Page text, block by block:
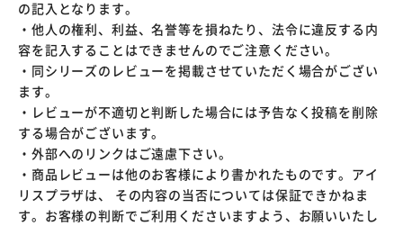
の記入となります。
・他人の権利、利益、名誉等を損ねたり、法令に違反する内
容を記入することはできませんのでご注意ください。
・同シリーズのレビューを掲載させていただく場合がござい
ます。
・レビューが不適切と判断した場合には予告なく投稿を削除
する場合がございます。
・外部へのリンクはご遠慮下さい。
・商品レビューは他のお客様により書かれたものです。アイ
リスプラザは、 その内容の当否については保証できかねま
す。お客様の判断でご利用くださいますよう、お願いいたし